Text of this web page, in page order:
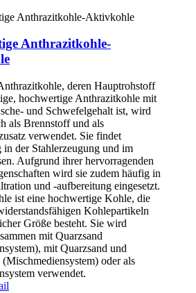
Anthrazitkohle-
deren Hauptrohstoff
hochwertige Anthrazitkohle mit
und Schwefelgehalt ist, wird
als Brennstoff und als
verwendet. Sie findet
der Stahlerzeugung und im
Aufgrund ihrer hervorragenden
wird sie zudem häufig in
und -aufbereitung eingesetzt.
ist eine hochwertige Kohle, die
Kohlepartikeln
Größe besteht. Sie wird
mit Quarzsand
mit Quarzsand und
oder als
verwendet.